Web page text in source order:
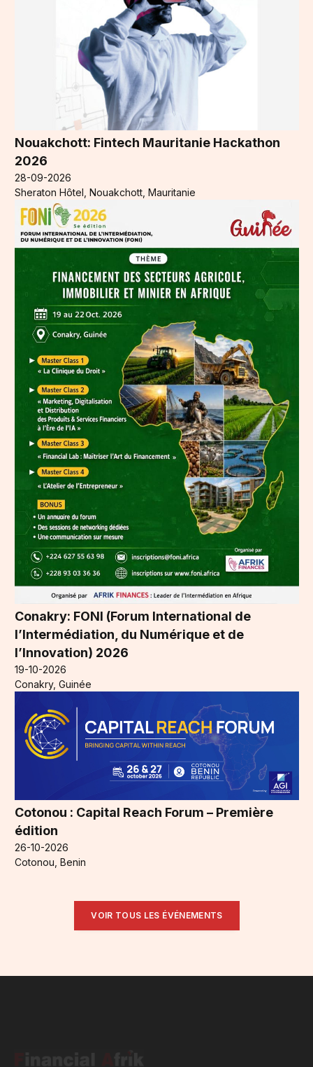
Nouakchott: Fintech Mauritanie Hackathon
2026
28-09-2026
Sheraton Hôtel, Nouakchott, Mauritanie
Conakry: FONI (Forum International de
l’Intermédiation, du Numérique et de
l’Innovation) 2026
19-10-2026
Conakry, Guinée
Cotonou : Capital Reach Forum – Première
édition
26-10-2026
Cotonou, Benin
VOIR TOUS LES ÉVÉNEMENTS